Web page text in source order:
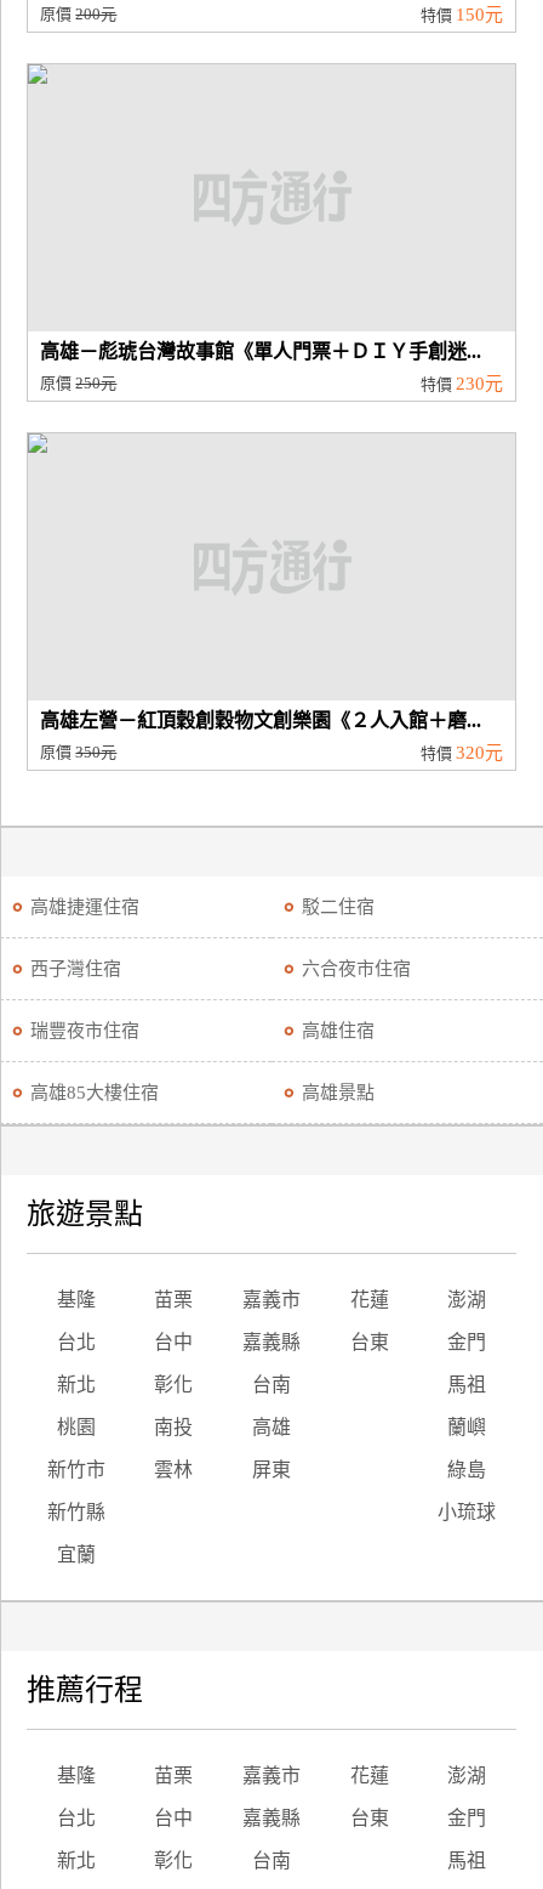
原價200元 特價 150元
高雄－彪琥台灣故事館《單人門票＋ＤＩＹ手創迷...
原價250元 特價 230元
高雄左營－紅頂穀創穀物文創樂園《２人入館＋磨...
原價350元 特價 320元
高雄捷運住宿 駁二住宿
西子灣住宿 六合夜市住宿
瑞豐夜市住宿 高雄住宿
高雄85大樓住宿 高雄景點
旅遊景點
基隆 苗栗 嘉義市 花蓮 澎湖
台北 台中 嘉義縣 台東 金門
新北 彰化 台南 馬祖
桃園 南投 高雄 蘭嶼
新竹市 雲林 屏東 綠島
新竹縣 小琉球
宜蘭
推薦行程
基隆 苗栗 嘉義市 花蓮 澎湖
台北 台中 嘉義縣 台東 金門
新北 彰化 台南 馬祖